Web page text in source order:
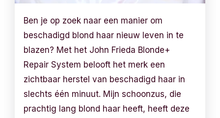
Ben je op zoek naar een manier om
beschadigd blond haar nieuw leven in te
blazen? Met het John Frieda Blonde+
Repair System belooft het merk een
zichtbaar herstel van beschadigd haar in
slechts één minuut. Mijn schoonzus, die
prachtig lang blond haar heeft, heeft deze